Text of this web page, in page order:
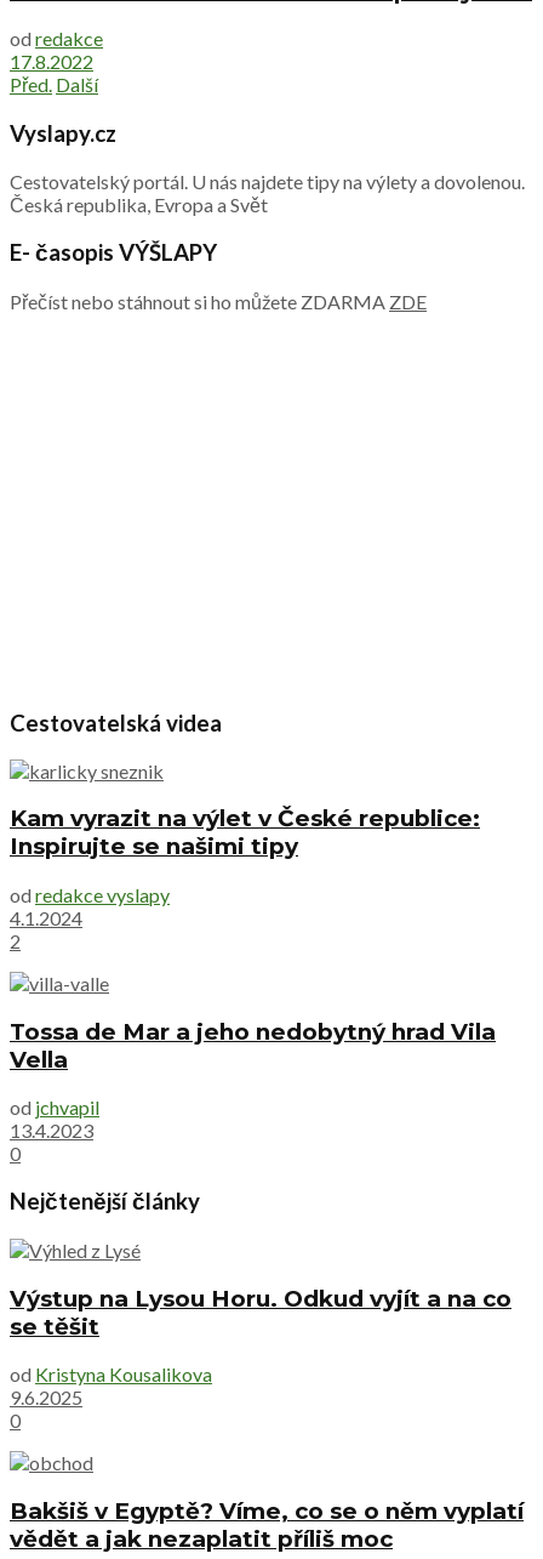
od redakce
17.8.2022
Před. Další
Vyslapy.cz
Cestovatelský portál. U nás najdete tipy na výlety a dovolenou.
Česká republika, Evropa a Svět
E- časopis VÝŠLAPY
Přečíst nebo stáhnout si ho můžete ZDARMA ZDE
Cestovatelská videa
Kam vyrazit na výlet v České republice:
Inspirujte se našimi tipy
od redakce vyslapy
4.1.2024
2
Tossa de Mar a jeho nedobytný hrad Vila
Vella
od jchvapil
13.4.2023
0
Nejčtenější články
Výstup na Lysou Horu. Odkud vyjít a na co
se těšit
od Kristyna Kousalikova
9.6.2025
0
Bakšiš v Egyptě? Víme, co se o něm vyplatí
vědět a jak nezaplatit příliš moc